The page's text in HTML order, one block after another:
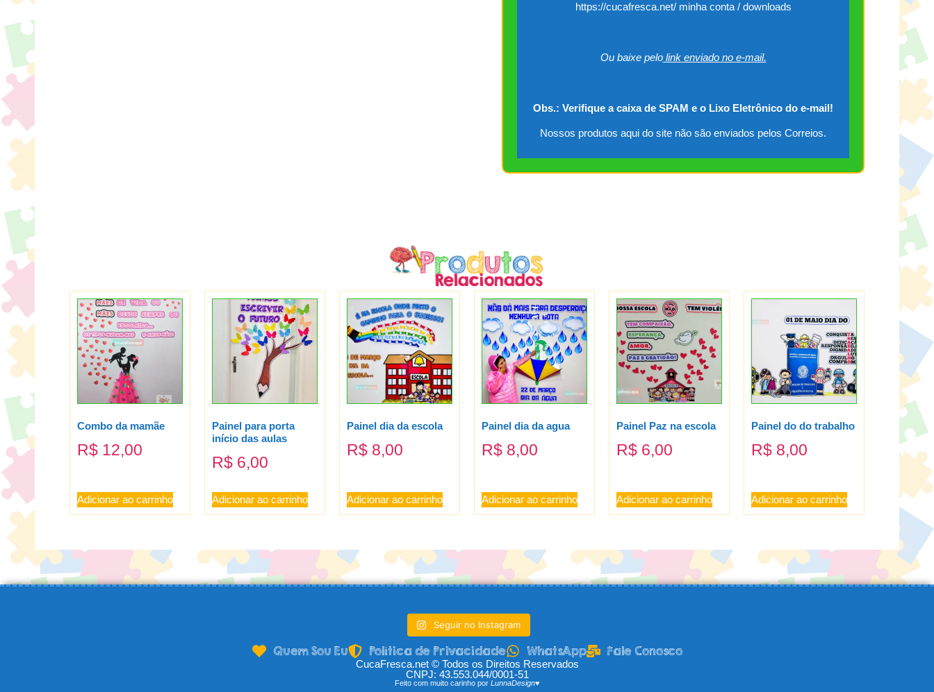
https://cucafresca.net/ minha conta / downloads
Ou baixe pelolink enviado no e-mail.
Obs.: Verifique a caixa de SPAM e o Lixo Eletrônico do e-mail!
Nossos produtos aqui do site não são enviados pelos Correios.
Combo da mamãe
R$ 12,00
Adicionar ao carrinho
Painel para porta
início das aulas
R$ 6,00
Adicionar ao carrinho
Painel dia da escola
R$ 8,00
Adicionar ao carrinho
Painel dia da agua
R$ 8,00
Adicionar ao carrinho
Painel Paz na escola
R$ 6,00
Adicionar ao carrinho
Painel do do trabalho
R$ 8,00
Adicionar ao carrinho
Seguir no Instagram
Quem Sou Eu Política de Privacidade WhatsApp Fale Conosco
CucaFresca.net © Todos os Direitos Reservados
CNPJ: 43.553.044/0001-51
Feito com muito carinho por LunnaDesign♥